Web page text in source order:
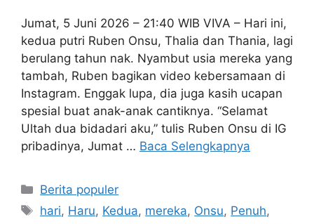
Jumat, 5 Juni 2026 – 21:40 WIB VIVA – Hari ini,
kedua putri Ruben Onsu, Thalia dan Thania, lagi
berulang tahun nak. Nyambut usia mereka yang
tambah, Ruben bagikan video kebersamaan di
Instagram. Enggak lupa, dia juga kasih ucapan
spesial buat anak-anak cantiknya. “Selamat
Ultah dua bidadari aku,” tulis Ruben Onsu di IG
pribadinya, Jumat … Baca Selengkapnya
Kategori
Berita populer
Tag
hari, Haru, Kedua, mereka, Onsu, Penuh,